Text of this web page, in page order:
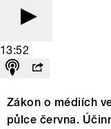
13:52
Zákon o médiích
půlce června.